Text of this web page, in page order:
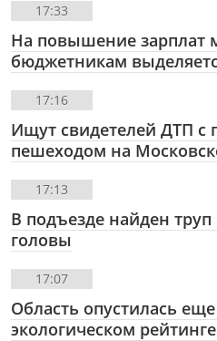
17:33
На повышение зарплат
бюджетникам
17:16
Ищут свидетелей ДТП с
пешеходом на
17:13
В подъезде найден
головы
17:07
Область опустилась
экологическом рейтинге